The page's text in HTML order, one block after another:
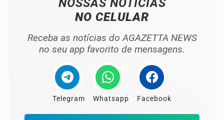
NO CELULAR
Receba as notícias do AGAZETTA NEWS
no seu app favorito de mensagens.
Telegram Whatsapp Facebook